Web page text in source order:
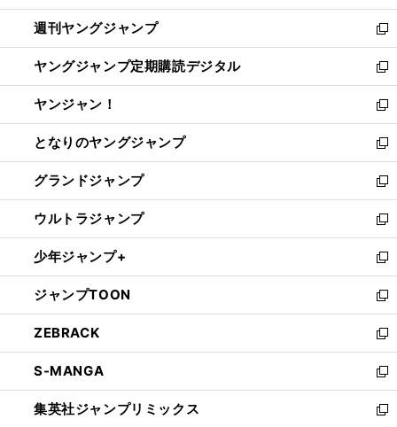
開
く
ウ
で
開
く
ン
ド
ウ
で
開
く
ウ
ィ
ン
ド
ウ
で
開
く
週刊ヤングジャンプ
新
し
い
ウ
ィ
ン
ド
ウ
で
開
く
ヤングジャンプ定期購読デジタル
新
し
い
ウ
ィ
ン
ド
ウ
で
開
く
ヤンジャン！
新
し
い
ウ
ィ
ン
ド
ウ
で
開
く
となりのヤングジャンプ
新
し
い
ウ
ィ
ン
ド
ウ
で
開
く
グランドジャンプ
新
し
い
ウ
ィ
ン
ド
ウ
で
開
く
ウルトラジャンプ
新
し
い
ウ
ィ
ン
ド
ウ
で
開
く
少年ジャンプ+
新
し
い
ウ
ィ
ン
ド
ウ
で
ジャンプTOON
新
し
い
ウ
ィ
ン
ド
ZEBRACK
新
し
い
ウ
ィ
S-MANGA
新
し
い
集英社ジャンプリミックス
新